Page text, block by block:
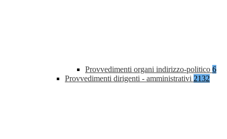
Provvedimenti organi indirizzo-politico 6
Provvedimenti dirigenti - amministrativi 2132